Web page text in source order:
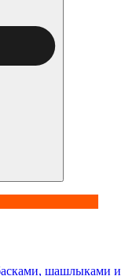
шашлыками и